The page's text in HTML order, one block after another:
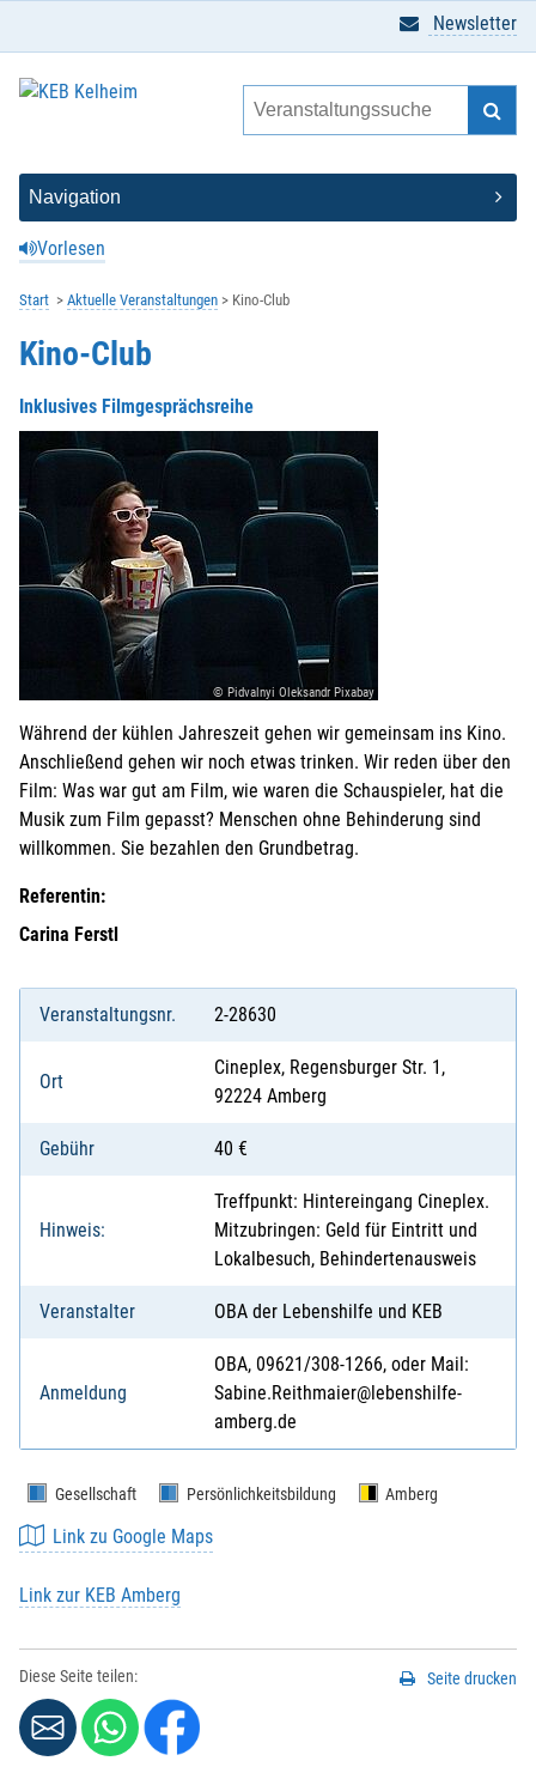
Vorlesen
Newsletter
Start Aktuelle Veranstaltungen Kino-Club
Kino-Club
Inklusives Filmgesprächsreihe
© Pidvalnyi Oleksandr Pixabay
Während der kühlen Jahreszeit gehen wir gemeinsam ins Kino.
Anschließend gehen wir noch etwas trinken. Wir reden über den
Film: Was war gut am Film, wie waren die Schauspieler, hat die
Musik zum Film gepasst? Menschen ohne Behinderung sind
willkommen. Sie bezahlen den Grundbetrag.
Referentin:
Carina Ferstl
Veranstaltungsnr. 2-28630
Ort
Cineplex, Regensburger Str. 1,
92224 Amberg
Gebühr 40 €
Hinweis:
Treffpunkt: Hintereingang Cineplex.
Mitzubringen: Geld für Eintritt und
Lokalbesuch, Behindertenausweis
Veranstalter OBA der Lebenshilfe und KEB
Anmeldung
OBA, 09621/308-1266, oder Mail:
Sabine.Reithmaier@lebenshilfe-
amberg.de
Gesellschaft Persönlichkeitsbildung Amberg
Link zu Google Maps
Link zur KEB Amberg
Diese Seite teilen: Seite drucken